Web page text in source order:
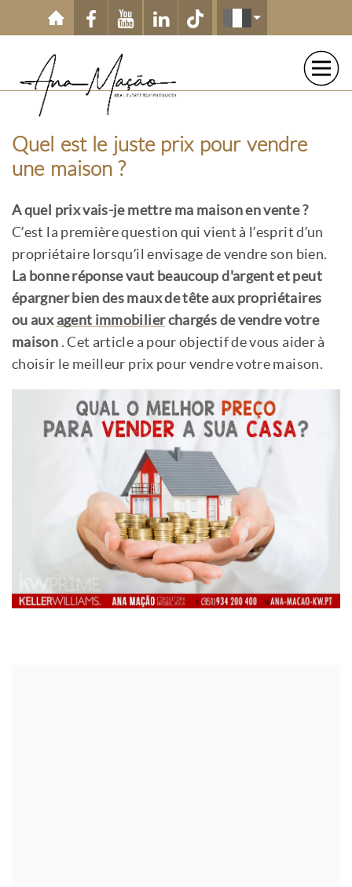
Aller au contenu principal
Quel est le juste prix pour vendre
une maison ?
A quel prix vais-je mettre ma maison en vente ?
C’est la première question qui vient à l’esprit d’un
propriétaire lorsqu’il envisage de vendre son bien.
La bonne réponse vaut beaucoup d'argent et peut
épargner bien des maux de tête aux propriétaires
ou aux agent immobilierchargés de vendre votre
maison . Cet article a pour objectif de vous aider à
choisir le meilleur prix pour vendre votre maison.